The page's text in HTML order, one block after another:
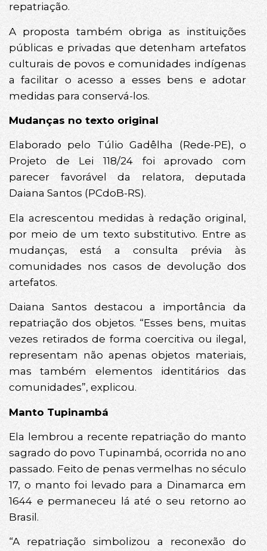
repatriação.
A proposta também obriga as instituições
públicas e privadas que detenham artefatos
culturais de povos e comunidades indígenas
a facilitar o acesso a esses bens e adotar
medidas para conservá-los.
Mudanças no texto original
Elaborado pelo Túlio Gadêlha (Rede-PE), o
Projeto de Lei 118/24 foi aprovado com
parecer favorável da relatora, deputada
Daiana Santos (PCdoB-RS).
Ela acrescentou medidas à redação original,
por meio de um texto substitutivo. Entre as
mudanças, está a consulta prévia às
comunidades nos casos de devolução dos
artefatos.
Daiana Santos destacou a importância da
repatriação dos objetos. “Esses bens, muitas
vezes retirados de forma coercitiva ou ilegal,
representam não apenas objetos materiais,
mas também elementos identitários das
comunidades”, explicou.
Manto Tupinambá
Ela lembrou a recente repatriação do manto
sagrado do povo Tupinambá, ocorrida no ano
passado. Feito de penas vermelhas no século
17, o manto foi levado para a Dinamarca em
1644 e permaneceu lá até o seu retorno ao
Brasil.
“A repatriação simbolizou a reconexão do